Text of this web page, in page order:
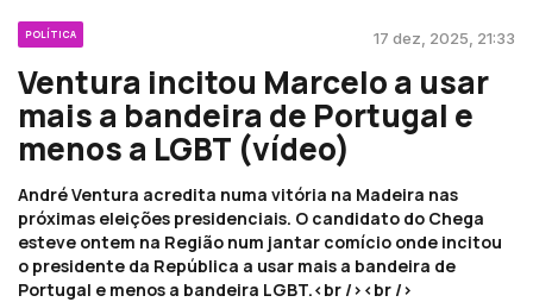
POLÍTICA 17 dez, 2025, 21:33
Ventura incitou Marcelo a usar
mais a bandeira de Portugal e
menos a LGBT (vídeo)
André Ventura acredita numa vitória na Madeira nas
próximas eleições presidenciais. O candidato do Chega
esteve ontem na Região num jantar comício onde incitou
o presidente da República a usar mais a bandeira de
Portugal e menos a bandeira LGBT.<br /><br />